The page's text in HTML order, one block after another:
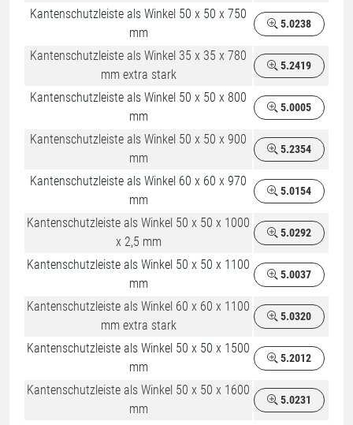
Kantenschutzleiste als Winkel 50 x 50 x 750
mm
5.0238
Kantenschutzleiste als Winkel 35 x 35 x 780
mm extra stark
5.2419
Kantenschutzleiste als Winkel 50 x 50 x 800
mm
5.0005
Kantenschutzleiste als Winkel 50 x 50 x 900
mm
5.2354
Kantenschutzleiste als Winkel 60 x 60 x 970
mm
5.0154
Kantenschutzleiste als Winkel 50 x 50 x 1000
x 2,5 mm
5.0292
Kantenschutzleiste als Winkel 50 x 50 x 1100
mm
5.0037
Kantenschutzleiste als Winkel 60 x 60 x 1100
mm extra stark
5.0320
Kantenschutzleiste als Winkel 50 x 50 x 1500
mm
5.2012
Kantenschutzleiste als Winkel 50 x 50 x 1600
mm
5.0231